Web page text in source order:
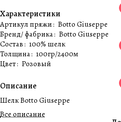
Характеристики
Артикул пряжи: Botto Giuseppe
Бренд/ фабрика: Botto Giuseppe
Состав: 100% шелк
Толщина: 100гр/2400м
Цвет: Розовый
Описание
Шелк Botto Giuseppe
Все описание